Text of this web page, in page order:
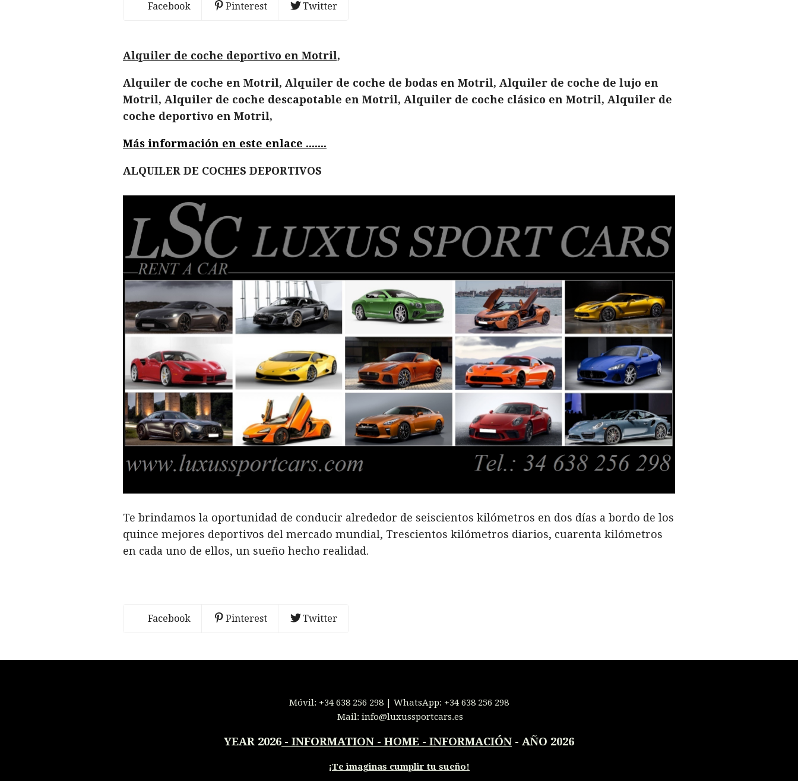
Facebook Pinterest Twitter
Alquiler de coche deportivo en Motril,
Alquiler de coche en Motril, Alquiler de coche de bodas en Motril, Alquiler de coche de lujo en
Motril, Alquiler de coche descapotable en Motril, Alquiler de coche clásico en Motril, Alquiler de
coche deportivo en Motril,
Más información en este enlace .......
ALQUILER DE COCHES DEPORTIVOS
Te brindamos la oportunidad de conducir alrededor de seiscientos kilómetros en dos días a bordo de los
quince mejores deportivos del mercado mundial, Trescientos kilómetros diarios, cuarenta kilómetros
en cada uno de ellos, un sueño hecho realidad.
Facebook Pinterest Twitter
Móvil: +34 638 256 298 | WhatsApp: +34 638 256 298
Mail: info@luxussportcars.es
YEAR 2026 - INFORMATION - HOME - INFORMACIÓN - AÑO 2026
¡Te imaginas cumplir tu sueño!